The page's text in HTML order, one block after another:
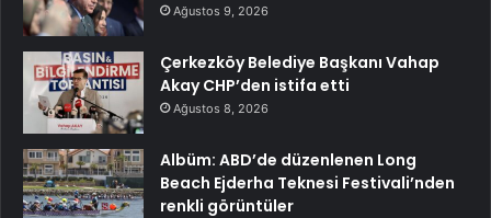
Ağustos 9, 2026
Çerkezköy Belediye Başkanı Vahap
Akay CHP’den istifa etti
Ağustos 8, 2026
Albüm: ABD’de düzenlenen Long
Beach Ejderha Teknesi Festivali’nden
renkli görüntüler